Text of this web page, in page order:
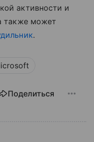
активности и
также может
.
Поделиться